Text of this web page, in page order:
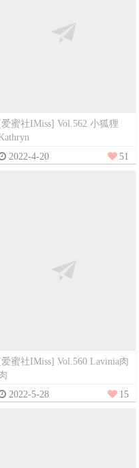
[爱蜜社IMiss] Vol.562 小狐狸
2022-4-20
51
[爱蜜社IMiss] Vol.560 Lavinia肉
2022-5-28
15